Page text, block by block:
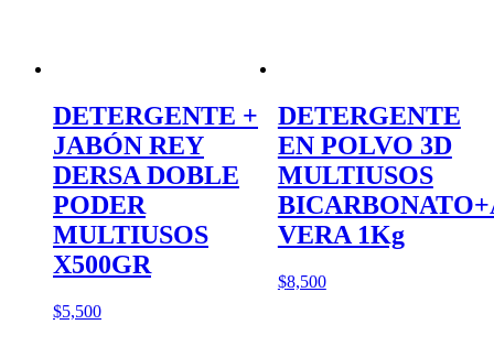
DETERGENTE +
JABÓN REY
DERSA DOBLE
PODER
MULTIUSOS
X500GR
$5,500
DETERGENTE
EN POLVO 3D
MULTIUSOS
VERA 1Kg
$8,500